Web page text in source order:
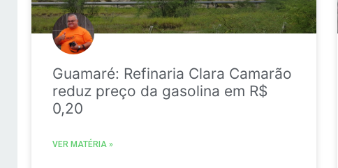
Guamaré: Refinaria Clara Camarão
reduz preço da gasolina em R$
0,20
VER MATÉRIA »